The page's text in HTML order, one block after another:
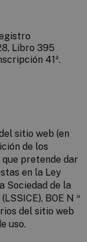
Libro 395
41ª.
sitio web (en
de los
pretende dar
en la Ley
Sociedad de la
BOE N º
del sitio web
uso.